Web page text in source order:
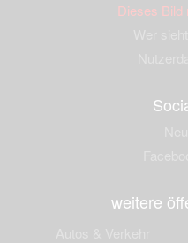
Dieses Bild
weitere